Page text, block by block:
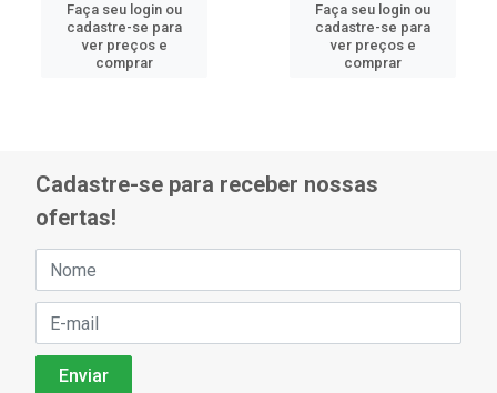
Faça seu login ou
cadastre-se para
ver preços e
comprar
Faça seu login ou
cadastre-se para
ver preços e
comprar
Cadastre-se para receber nossas
ofertas!